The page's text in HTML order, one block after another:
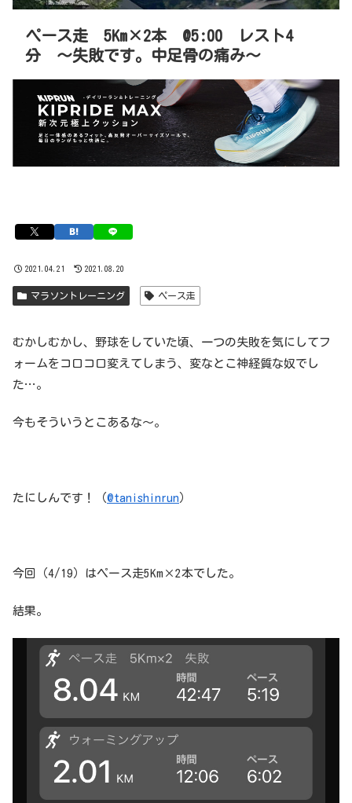
ペース走 5Km×2本 @5:00 レスト4
分 〜失敗です。中足骨の痛み〜
2021.04.21 2021.08.20
マラソントレーニング ペース走
むかしむかし、野球をしていた頃、一つの失敗を気にしてフ
ォームをコロコロ変えてしまう、変なとこ神経質な奴でし
た…。
今もそういうとこあるな〜。
たにしんです！（@tanishinrun ）
今回（4/19）はペース走5Km×2本でした。
結果。